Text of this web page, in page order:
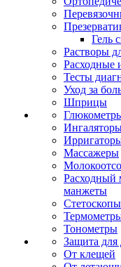
Гель
Растворы
Расходные
Тесты
Уход за
Шприцы
Массажеры
Расходный
манжеты
Стетоскопы
Тонометры
Защита для
От клещей